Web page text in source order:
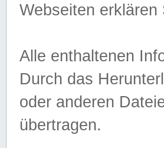
Webseiten
Alle enthaltenen
Durch das
oder anderen
übertragen.